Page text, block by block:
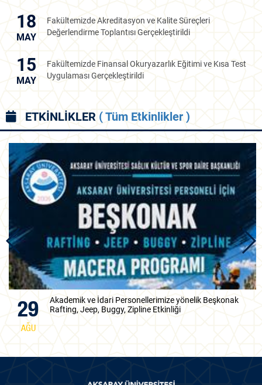
18
MAY
Fakültemizde Akreditasyon ve Kalite Süreçleri
Değerlendirme Toplantısı Gerçekleştirildi
15
MAY
Fakültemizde Finansal Okuryazarlık Eğitimi ve Kısa Test
Uygulaması Gerçekleştirildi
ETKİNLİKLER ( Tüm Etkinlikler )
9
TEM
Bilirkişilik Temel ve Yenileme Eğitimi